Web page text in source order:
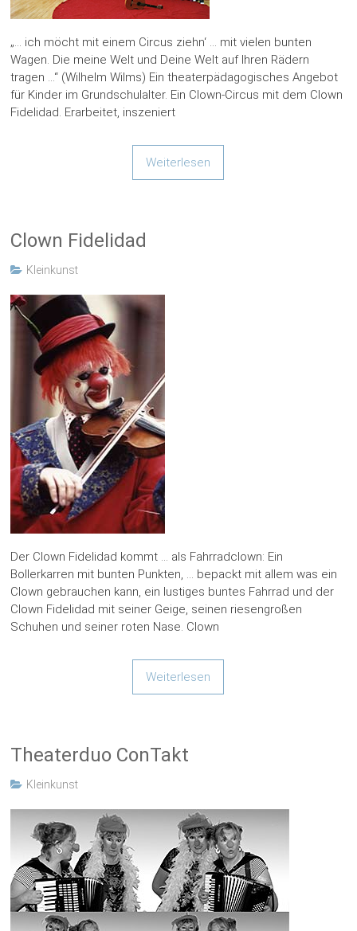
„… ich möcht mit einem Circus ziehn‘ … mit vielen bunten
Wagen. Die meine Welt und Deine Welt auf Ihren Rädern
tragen …“ (Wilhelm Wilms) Ein theaterpädagogisches Angebot
für Kinder im Grundschulalter. Ein Clown-Circus mit dem Clown
Fidelidad. Erarbeitet, inszeniert
Weiterlesen
Clown Fidelidad
Kleinkunst
Der Clown Fidelidad kommt … als Fahrradclown: Ein
Bollerkarren mit bunten Punkten, … bepackt mit allem was ein
Clown gebrauchen kann, ein lustiges buntes Fahrrad und der
Clown Fidelidad mit seiner Geige, seinen riesengroßen
Schuhen und seiner roten Nase. Clown
Weiterlesen
Theaterduo ConTakt
Kleinkunst